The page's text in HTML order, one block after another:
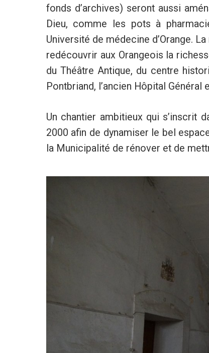
fonds d’archives) seront aussi
Dieu, comme les pots à
Université de médecine d’Orange.
redécouvrir aux Orangeois la
du Théâtre Antique, du centre
Pontbriand, l’ancien Hôpital
Un chantier ambitieux qui s’inscrit
2000 afin de dynamiser le bel
la Municipalité de rénover et de